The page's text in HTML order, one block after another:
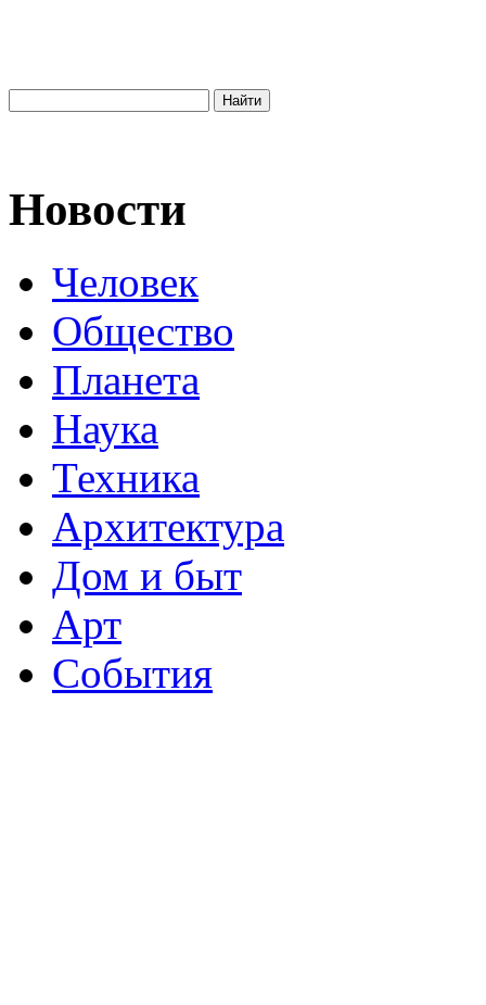
Новости
Человек
Общество
Планета
Наука
Техника
Архитектура
Дом и быт
Арт
События